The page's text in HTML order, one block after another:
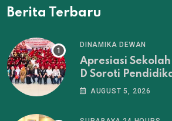
Berita Terbaru
DINAMIKA DEWAN
Apresiasi
D Soroti
AUGUST 5, 2026